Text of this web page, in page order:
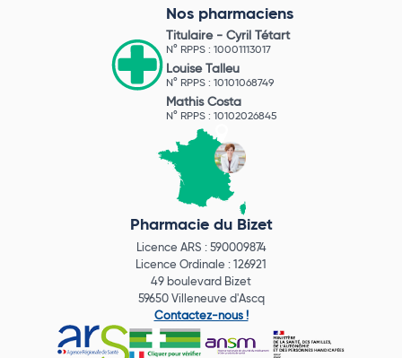
Nos pharmaciens
Titulaire - Cyril Tétart
N° RPPS : 10001113017
Louise Talleu
N° RPPS : 10101068749
Mathis Costa
N° RPPS : 10102026845
Pharmacie du Bizet
Licence ARS : 590009874
Licence Ordinale : 126921
49 boulevard Bizet
59650 Villeneuve d'Ascq
Contactez-nous !